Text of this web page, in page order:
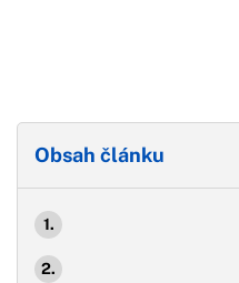
Obsah článku